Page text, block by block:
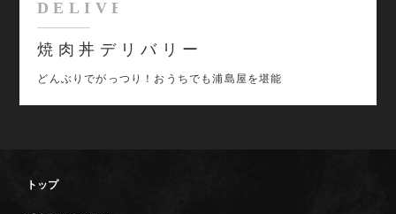
焼肉丼デリバリー
どんぶりでがっつり！おうちでも浦島屋を堪能
トップ